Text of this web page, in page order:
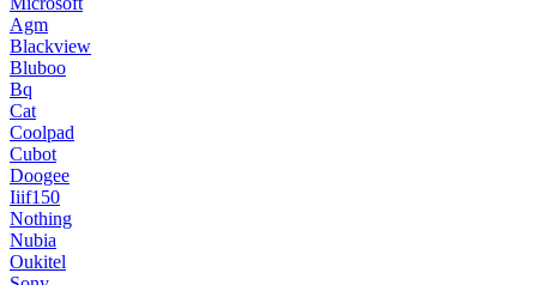
Agm
Blackview
Bluboo
Bq
Cat
Coolpad
Cubot
Doogee
Iiif150
Nothing
Nubia
Oukitel